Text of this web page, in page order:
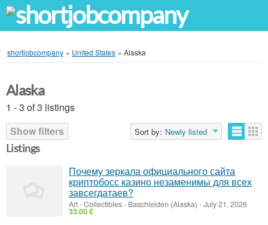
shortjobcompany » United States » Alaska
Alaska
1 - 3 of 3 listings
Show filters
Sort by: Newly listed
Listings
Почему зеркала официального сайта
криптобосс казино незаменимы для всех
завсегдатаев?
Art - Collectibles- Baschleiden (Alaska) -July 21, 2026
33.00 €